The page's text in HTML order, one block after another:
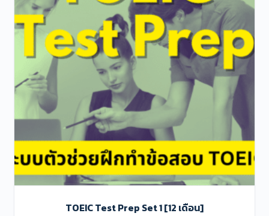
TOEIC Test Prep Set 1 [12 เดือน]